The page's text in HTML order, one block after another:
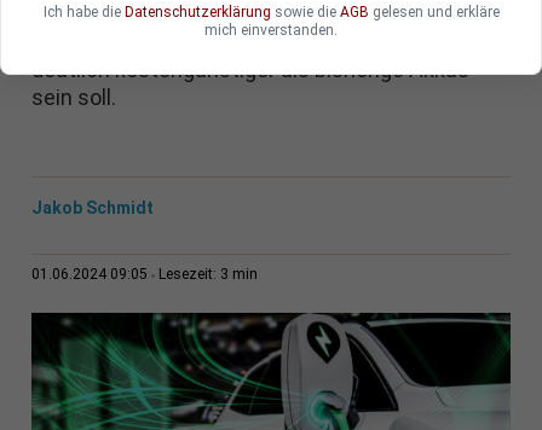
Ionen-Batterie für Elektroautos entwickelt, die
wohl in Sekunden aufgeladen werden kann und
deutlich kostengünstiger als bisherige Akkus
sein soll.
Jakob Schmidt
01.06.2024 09:05 Lesezeit: 3 min
Ich habe die Datenschutzerklärung sowie die AGB gelesen und erkläre
mich einverstanden.